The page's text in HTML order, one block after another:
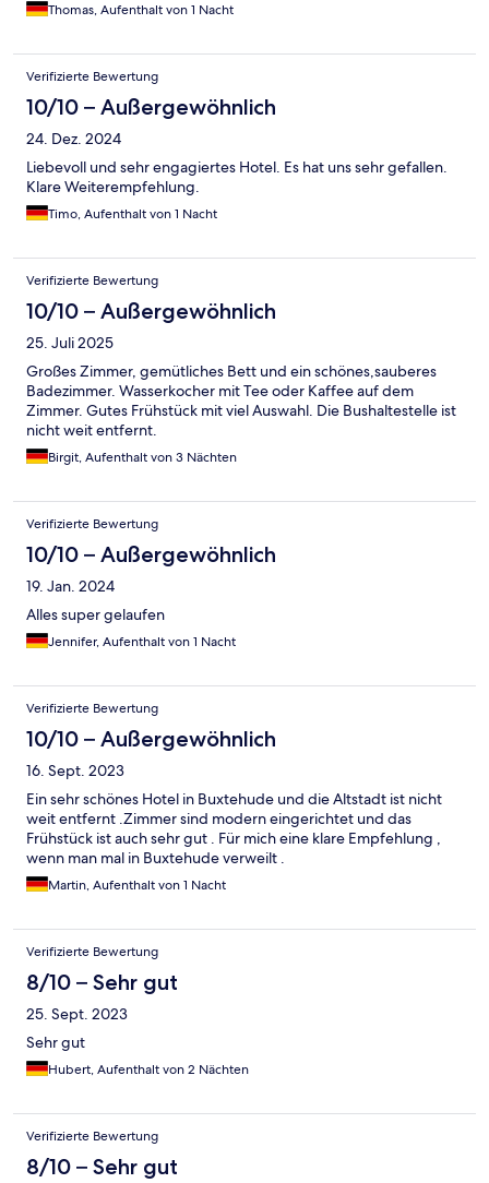
Thomas, Aufenthalt von 1 Nacht
Verifizierte Bewertung
10/10 – Außergewöhnlich
24. Dez. 2024
Liebevoll und sehr engagiertes Hotel. Es hat uns sehr gefallen.
Klare Weiterempfehlung.
Timo, Aufenthalt von 1 Nacht
Verifizierte Bewertung
10/10 – Außergewöhnlich
25. Juli 2025
Großes Zimmer, gemütliches Bett und ein schönes,sauberes
Badezimmer. Wasserkocher mit Tee oder Kaffee auf dem
Zimmer. Gutes Frühstück mit viel Auswahl. Die Bushaltestelle ist
nicht weit entfernt.
Birgit, Aufenthalt von 3 Nächten
Verifizierte Bewertung
10/10 – Außergewöhnlich
19. Jan. 2024
Alles super gelaufen
Jennifer, Aufenthalt von 1 Nacht
Verifizierte Bewertung
10/10 – Außergewöhnlich
16. Sept. 2023
Ein sehr schönes Hotel in Buxtehude und die Altstadt ist nicht
weit entfernt .Zimmer sind modern eingerichtet und das
Frühstück ist auch sehr gut . Für mich eine klare Empfehlung ,
wenn man mal in Buxtehude verweilt .
Martin, Aufenthalt von 1 Nacht
Verifizierte Bewertung
8/10 – Sehr gut
25. Sept. 2023
Sehr gut
Hubert, Aufenthalt von 2 Nächten
Verifizierte Bewertung
8/10 – Sehr gut